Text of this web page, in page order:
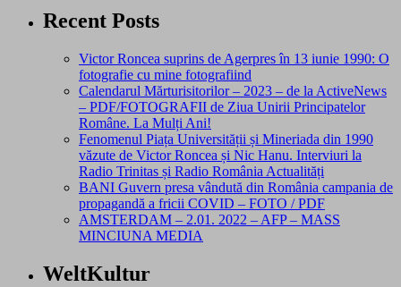
Recent Posts
Victor Roncea suprins de Agerpres în 13 iunie 1990: O
fotografie cu mine fotografiind
Calendarul Mărturisitorilor – 2023 – de la ActiveNews
– PDF/FOTOGRAFII de Ziua Unirii Principatelor
Române. La Mulți Ani!
Fenomenul Piața Universității și Mineriada din 1990
văzute de Victor Roncea și Nic Hanu. Interviuri la
Radio Trinitas și Radio România Actualități
BANI Guvern presa vândută din România campania de
propagandă a fricii COVID – FOTO / PDF
AMSTERDAM – 2.01. 2022 – AFP – MASS
MINCIUNA MEDIA
WeltKultur